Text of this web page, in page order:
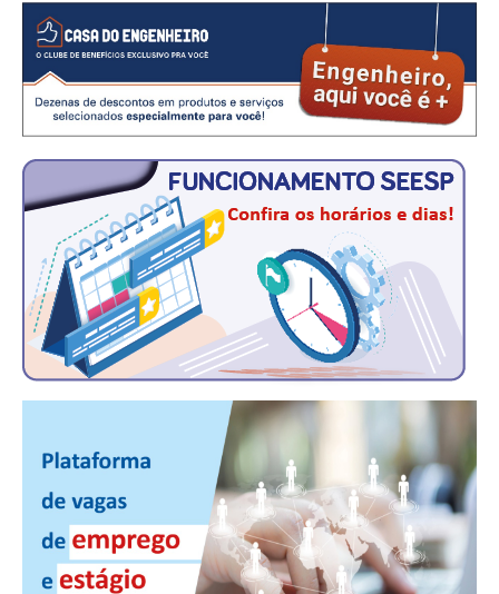
CONSELHO TECNOLÓGICO
HISTÓRICO E ATUAÇÃO
COMPOSIÇÃO
CONSELHOS ASSESSORES
PERSONALIDADES DA TECNOLOGIA
NÚCLEO DA MULHER ENGENHEIRA
TRANSPARÊNCIA
JURÍDICO
ACORDOS, CONVENÇÕES E DISSÍDIOS
CONTRIBUIÇÃO ASSISTENCIAL
CONTRIBUIÇÃO ASSOCIATIVA OU ANUIDADE DE SÓCIO